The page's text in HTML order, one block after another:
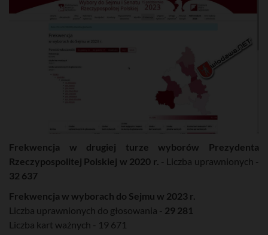
Frekwencja w drugiej turze wyborów Prezydenta
Rzeczypospolitej Polskiej w 2020 r. - Liczba uprawnionych -
32 637
Frekwencja w wyborach do Sejmu w 2023 r.
Liczba uprawnionych do głosowania - 29 281
Liczba kart ważnych - 19 671